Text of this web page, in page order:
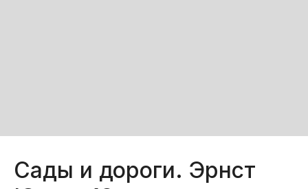
Сады и дороги. Эрнст